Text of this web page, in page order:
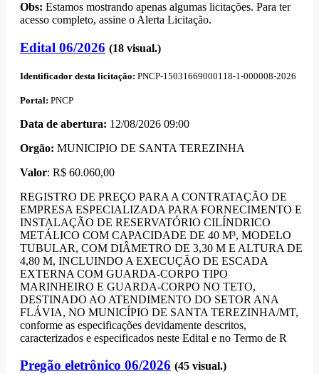
Obs: Estamos mostrando apenas algumas licitações. Para ter
acesso completo, assine o Alerta Licitação.
Edital 06/2026 (18 visual.)
Identificador desta licitação: PNCP-15031669000118-1-000008-2026
Portal: PNCP
Data de abertura: 12/08/2026 09:00
Orgão: MUNICIPIO DE SANTA TEREZINHA
Valor: R$ 60.060,00
REGISTRO DE PREÇO PARA A CONTRATAÇÃO DE
EMPRESA ESPECIALIZADA PARA FORNECIMENTO E
INSTALAÇÃO DE RESERVATÓRIO CILÍNDRICO
METÁLICO COM CAPACIDADE DE 40 M³, MODELO
TUBULAR, COM DIÂMETRO DE 3,30 M E ALTURA DE
4,80 M, INCLUINDO A EXECUÇÃO DE ESCADA
EXTERNA COM GUARDA-CORPO TIPO
MARINHEIRO E GUARDA-CORPO NO TETO,
DESTINADO AO ATENDIMENTO DO SETOR ANA
FLÁVIA, NO MUNICÍPIO DE SANTA TEREZINHA/MT,
conforme as especificações devidamente descritos,
caracterizados e especificados neste Edital e no Termo de R
Pregão eletrônico 06/2026 (45 visual.)